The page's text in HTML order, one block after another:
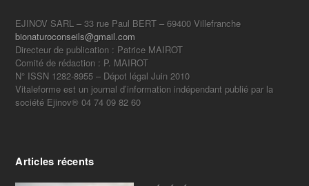
EJINOV SARL – 33 rue Paul BERT – 69400 Villefranche
bionaturoconseils@gmail.com
Directeur de publication : Patrice MAIROT
Comité de rédaction : P. MAIROT
N° ISSN 1282-8955 – Dépot légal Juin 2010
Vitaleforme est un journal d’information indépendant publié par la
société Ejinov® 04 74 09 82 60
Articles récents